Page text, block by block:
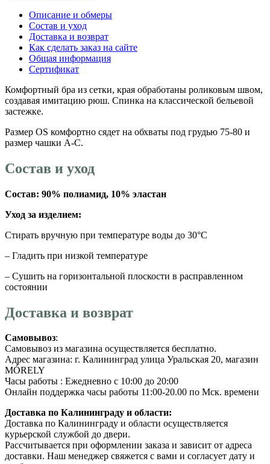
Описание и обмеры
Состав и уход
Доставка и возврат
Как сделать заказ на сайте
Общая информация
Сертификат
Комфортный бра из сетки, края обработаны роликовым швом,
создавая имитацию рюш. Спинка на классической бельевой
застежке.
Размер OS комфортно сядет на обхваты под грудью 75-80 и
размер чашки А-С.
Состав и уход
Состав: 90% полиамид, 10% эластан
Уход за изделием:
Стирать вручную при температуре воды до 30°C
– Гладить при низкой температуре
– Сушить на горизонтальной плоскости в расправленном
состоянии
Доставка и возврат
Самовывоз:
Самовывоз из магазина осуществляется бесплатно.
Адрес магазина: г. Калининград улица Уральская 20, магазин
MÓRELY
Часы работы : Ежедневно с 10:00 до 20:00
Онлайн поддержка часы работы 11:00-20.00 по Мск. времени
Доставка по Калининграду и области:
Доставка по Калининграду и области осуществляется
курьерской службой до двери.
Рассчитывается при оформлении заказа и зависит от адреса
доставки. Наш менеджер свяжется с вами и согласует дату и